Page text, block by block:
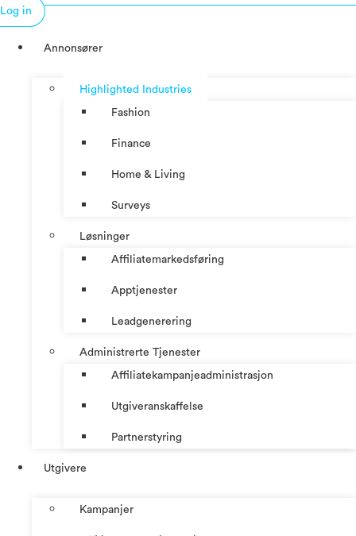
Log in
Annonsører
Highlighted Industries
Fashion
Finance
Home & Living
Surveys
Løsninger
Affiliatemarkedsføring
Apptjenester
Leadgenerering
Administrerte Tjenester
Affiliatekampanjeadministrasjon
Utgiveranskaffelse
Partnerstyring
Utgivere
Kampanjer